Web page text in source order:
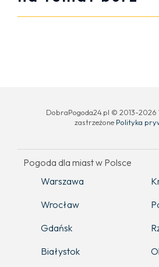
DobraPogoda24.pl © 2013-2026
zastrzeżone Polityka
Pogoda dla miast w Polsce
Warszawa
Wrocław
Gdańsk
Białystok